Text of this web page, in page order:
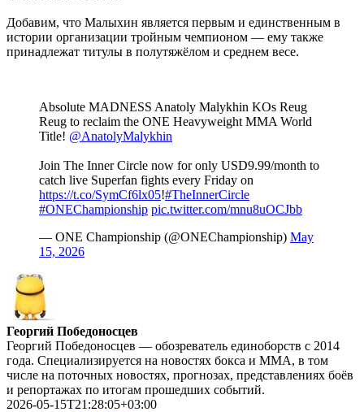
Добавим, что Малыхин является первым и единственным в
истории организации тройным чемпионом — ему также
принадлежат титулы в полутяжёлом и среднем весе.
Absolute MADNESS Anatoly Malykhin KOs Reug
Reug to reclaim the ONE Heavyweight MMA World
Title! @AnatolyMalykhin
Join The Inner Circle now for only USD9.99/month to
catch live Superfan fights every Friday on
https://t.co/SymCf6lx05!#TheInnerCircle
#ONEChampionship pic.twitter.com/mnu8uOCJbb
— ONE Championship (@ONEChampionship) May
15, 2026
Георгий Победоносцев
Георгий Победоносцев — обозреватель единоборств с 2014
года. Специализируется на новостях бокса и ММА, в том
числе на поточных новостях, прогнозах, представлениях боёв
и репортажах по итогам прошедших событий.
2026-05-15T21:28:05+03:00